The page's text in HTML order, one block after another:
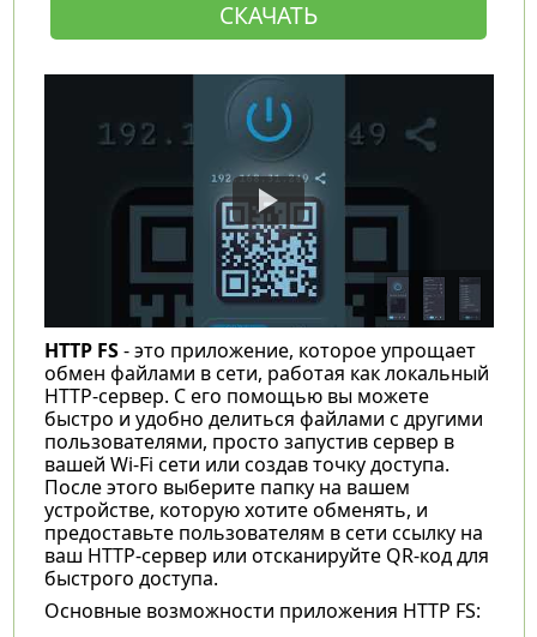
СКАЧАТЬ
HTTP FS- это приложение, которое упрощает
обмен файлами в сети, работая как локальный
HTTP-сервер. С его помощью вы можете
быстро и удобно делиться файлами с другими
пользователями, просто запустив сервер в
вашей Wi-Fi сети или создав точку доступа.
После этого выберите папку на вашем
устройстве, которую хотите обменять, и
предоставьте пользователям в сети ссылку на
ваш HTTP-сервер или отсканируйте QR-код для
быстрого доступа.
Основные возможности приложения HTTP FS: